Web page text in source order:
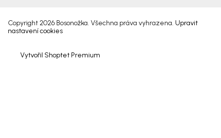
Vytvořil Shoptet Premium
Copyright 2026 Bosonožka. Všechna práva vyhrazena. Upravit
nastavení cookies